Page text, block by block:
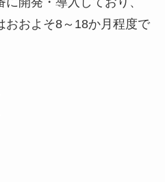
おおよそ8～18か月程度で